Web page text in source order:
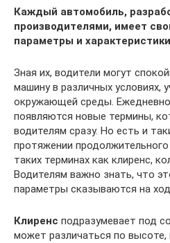
Каждый автомобиль,
производителями, имеет
параметры и
Зная их, водители могут
машину в различных условиях,
окружающей среды.
появляются новые термины,
водителям сразу. Но есть и
протяжении
таких терминах как клиренс,
Водителям важно знать, что
параметры сказываются на
Клиренс подразумевает под
может различаться по